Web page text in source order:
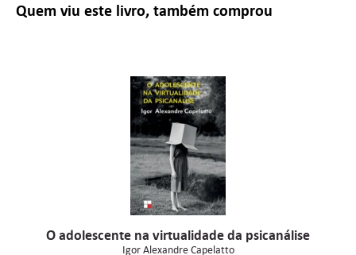
Quem viu este livro, também comprou
O adolescente na virtualidade da psicanálise
Igor Alexandre Capelatto